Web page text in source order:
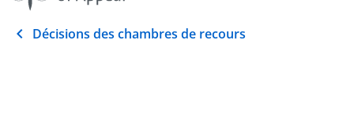
Décisions des chambres de recours